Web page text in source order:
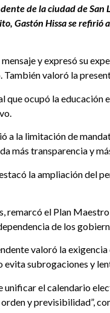
de la ciudad de
Gastón Hissa se
y expresó su
También valoró la
que ocupó la
a la limitación de
más transparencia y
la ampliación del
remarcó el Plan
de los
valoró la
evita subrogaciones y
unificar el calendario
y previsibilidad”,